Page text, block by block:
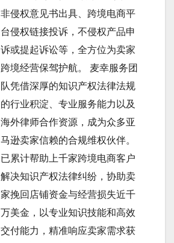
非侵权意见书出具、跨境电商平
台侵权链接投诉，不侵权产品申
诉或提起诉讼等，全方位为卖家
跨境经营保驾护航。 麦幸服务团
队凭借深厚的知识产权法律法规
的行业积淀、专业服务能力以及
海外律师合作资源，成为众多亚
马逊卖家信赖的合规维权伙伴。
已累计帮助上千家跨境电商客户
解决知识产权法律纠纷，协助卖
家挽回店铺资金与经营损失近千
万美金，以专业知识技能和高效
交付能力，精准响应卖家需求获